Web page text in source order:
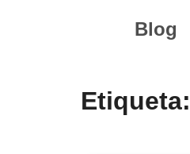
Blog